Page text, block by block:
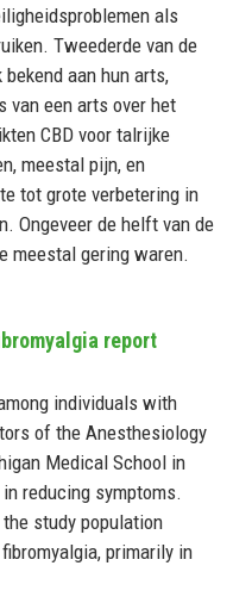
als
Tweederde van de
aan hun arts,
van een arts over het
CBD voor talrijke
meestal pijn, en
tot grote verbetering in
Ongeveer de helft van de
meestal gering waren.
report
individuals with
of the Anesthesiology
Medical School in
reducing symptoms.
study population
primarily in